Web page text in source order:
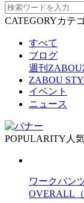
CATEGORYカテ
すべて
ブログ
週刊ZABOU
ZABOU
イベント
ニュース
POPULARITY 人
ワークパン
OVERALL